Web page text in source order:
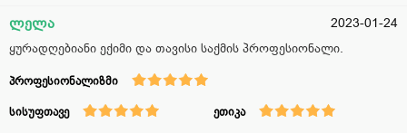
ლელა
2023-01-24
ყურადღებიანი ექიმი და თავისი საქმის პროფესიონალი.
პროფესიონალიზმი
სისუფთავე ეთიკა